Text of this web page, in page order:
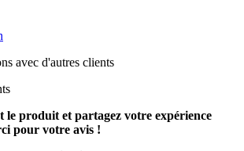
avec d'autres clients
le produit et partagez votre expérience
pour votre avis !